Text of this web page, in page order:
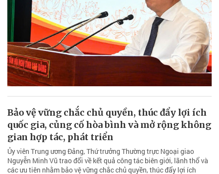
Bảo vệ vững chắc chủ quyền, thúc đẩy lợi ích
quốc gia, củng cố hòa bình và mở rộng không
gian hợp tác, phát triển
Ủy viên Trung ương Đảng, Thứ trưởng Thường trực Ngoại giao
Nguyễn Minh Vũ trao đổi về kết quả công tác biên giới, lãnh thổ và
các ưu tiên nhằm bảo vệ vững chắc chủ quyền, thúc đẩy lợi ích